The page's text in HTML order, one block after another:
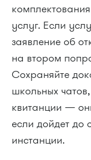
услуг. Если
заявление об
на втором
Сохраняйте
школьных
квитанции —
если дойдет
инстанции.